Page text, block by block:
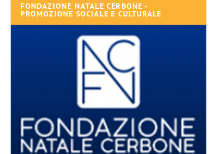
FONDAZIONE NATALE CERBONE -
PROMOZIONE SOCIALE E CULTURALE